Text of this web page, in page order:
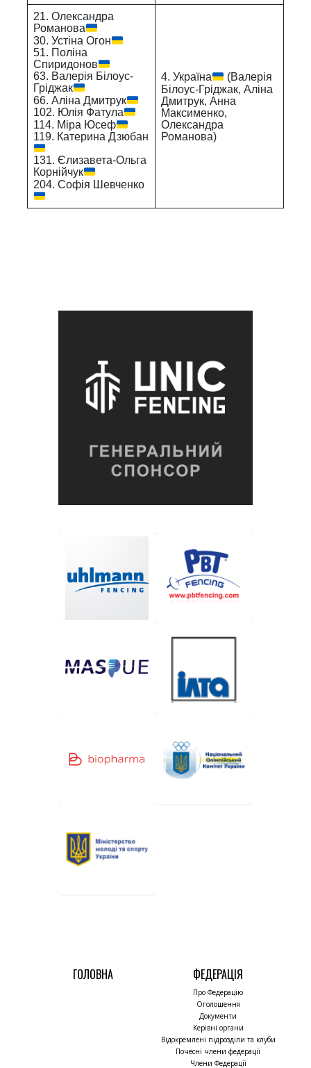
21. Олександра
Романова
30. Устіна Огон
51. Поліна
Спиридонов
63. Валерія Білоус-
Гріджак
66. Аліна Дмитрук
102. Юлія Фатула
114. Міра Юсеф
119. Катерина Дзюбан
131. Єлизавета-Ольга
Корнійчук
204. Софія Шевченко
4. Україна
(Валерія
Білоус-Гріджак, Аліна
Дмитрук, Анна
Максименко,
Олександра
Романова)
ГОЛОВНА ФЕДЕРАЦІЯ
Про Федерацію
Оголошення
Документи
Керівні органи
Відокремлені підрозділи та клуби
Почесні члени федерації
Члени Федерації